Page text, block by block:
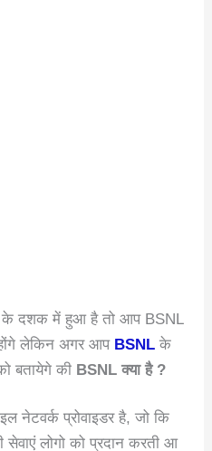
के दशक में हुआ है तो आप BSNL
लेकिन अगर आप BSNL के
बतायेगे की BSNL क्या है ?
नेटवर्क प्रोवाइडर है, जो कि
सेवाएं लोगो को प्रदान करती आ